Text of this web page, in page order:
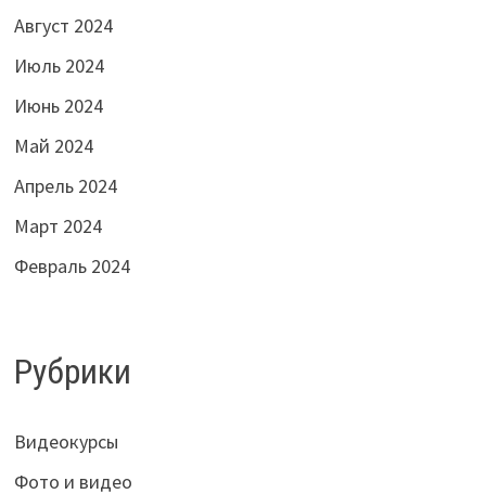
Август 2024
Июль 2024
Июнь 2024
Май 2024
Апрель 2024
Март 2024
Февраль 2024
Рубрики
Видеокурсы
Фото и видео